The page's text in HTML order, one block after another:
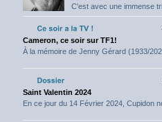
C'est avec une immense
Cameron, ce soir sur TF1!
À la mémoire de Jenny Gérard (1933/
Saint Valentin 2024
En ce jour du 14 Février 2024, Cupidon